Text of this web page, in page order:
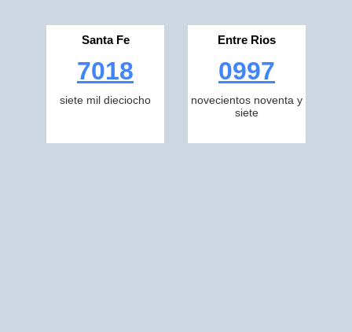
Santa Fe
7018
siete mil dieciocho
Entre Rios
0997
novecientos noventa y
siete